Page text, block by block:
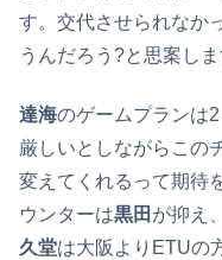
す。交代させられなか
うんだろう?と思案し
達海のゲームプランは
厳しいとしながらこの
変えてくれるって期待
ウンターは黒田 が抑え
久堂は大阪よりETUの